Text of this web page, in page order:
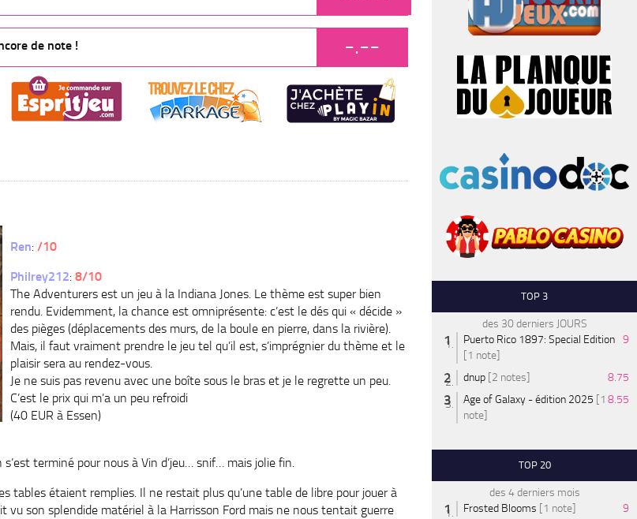
de note ! -.--
Ren: /10
Philrey212: 8/10
The Adventurers est un jeu à la Indiana Jones. Le thème est super bien
rendu. Evidemment, la chance est omniprésente: c’est le dés qui « décide »
des pièges (déplacements des murs, de la boule en pierre, dans la rivière).
Mais, il faut vraiment prendre le jeu tel qu’il est, s’imprégnier du thème et le
plaisir sera au rendez-vous.
Je ne suis pas revenu avec une boîte sous le bras et je le regrette un peu.
C’est le prix qui m’a un peu refroidi
(40 EUR à Essen)
s’est terminé pour nous à Vin d’jeu… snif… mais jolie fin.
tables étaient remplies. Il ne restait plus qu’une table de libre pour jouer à
vu son splendide matériel à la Harrisson Ford mais ne nous tentait guerre
TOP 3
des 30 derniers JOURS
Puerto Rico 1897: Special Edition
[1 note]
9
dnup [2 notes]
8.75
Age of Galaxy - édition 2025 [1
note]
8.55
TOP 20
des 4 derniers mois
Frosted Blooms [1 note]
9